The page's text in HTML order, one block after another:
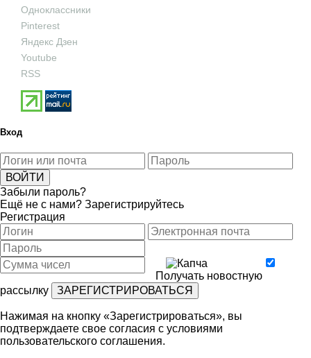
Одноклассники
Pinterest
Яндекс Дзен
Youtube
RSS
Вход
Забыли пароль?
Ещё не с нами? Зарегистрируйтесь
Регистрация
Получать новостную
рассылку
Нажимая на кнопку «Зарегистрироваться», вы
подтверждаете свое согласия с условиями
пользовательского соглашения.